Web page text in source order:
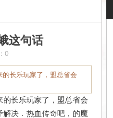
这句话
0
长乐玩家了，盟总省会
长乐玩家了，盟总省会
决．热血传奇吧，的魔